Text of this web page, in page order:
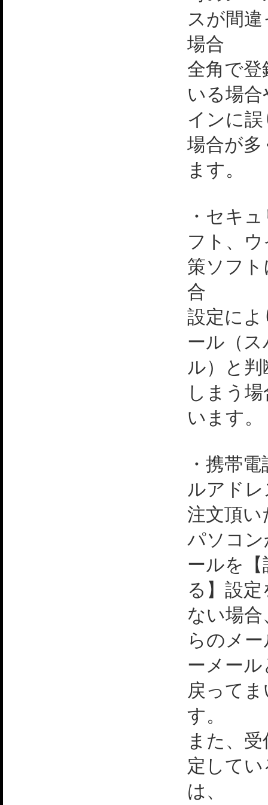
スが間
場合
全角で
いる場
インに
場合が
ます。
・セキ
フト、
策ソフ
合
設定に
ール（
ル）と
しまう
います。
・携帯
ルアド
注文頂い
パソコ
ールを【
る】設
ない場
らのメ
ーメー
戻って
す。
また、
定して
は、